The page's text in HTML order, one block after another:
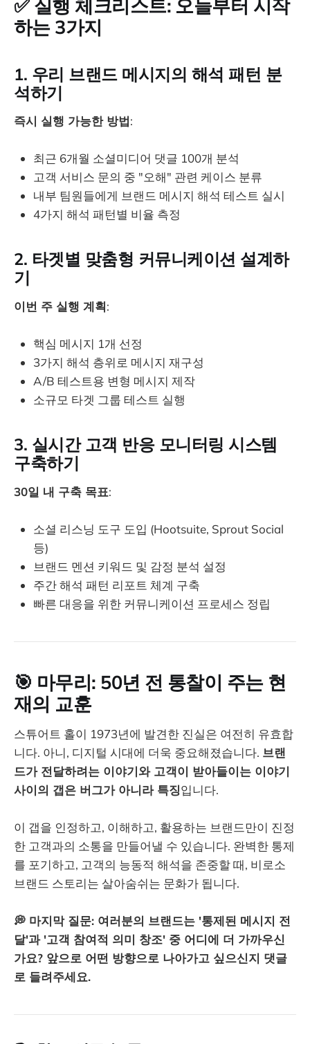
✅ 실행 체크리스트: 오늘부터 시작
하는 3가지
1. 우리 브랜드 메시지의 해석 패턴 분
석하기
즉시 실행 가능한 방법:
최근 6개월 소셜미디어 댓글 100개 분석
고객 서비스 문의 중 "오해" 관련 케이스 분류
내부 팀원들에게 브랜드 메시지 해석 테스트 실시
4가지 해석 패턴별 비율 측정
2. 타겟별 맞춤형 커뮤니케이션 설계하
기
이번 주 실행 계획:
핵심 메시지 1개 선정
3가지 해석 층위로 메시지 재구성
A/B 테스트용 변형 메시지 제작
소규모 타겟 그룹 테스트 실행
3. 실시간 고객 반응 모니터링 시스템
구축하기
30일 내 구축 목표:
소셜 리스닝 도구 도입 (Hootsuite, Sprout Social
등)
브랜드 멘션 키워드 및 감정 분석 설정
주간 해석 패턴 리포트 체계 구축
빠른 대응을 위한 커뮤니케이션 프로세스 정립
🎯 마무리: 50년 전 통찰이 주는 현
재의 교훈
스튜어트 홀이 1973년에 발견한 진실은 여전히 유효합
니다. 아니, 디지털 시대에 더욱 중요해졌습니다. 브랜
드가 전달하려는 이야기와 고객이 받아들이는 이야기
사이의 갭은 버그가 아니라 특징입니다.
이 갭을 인정하고, 이해하고, 활용하는 브랜드만이 진정
한 고객과의 소통을 만들어낼 수 있습니다. 완벽한 통제
를 포기하고, 고객의 능동적 해석을 존중할 때, 비로소
브랜드 스토리는 살아숨쉬는 문화가 됩니다.
💭 마지막 질문: 여러분의 브랜드는 '통제된 메시지 전
달'과 '고객 참여적 의미 창조' 중 어디에 더 가까우신
가요? 앞으로 어떤 방향으로 나아가고 싶으신지 댓글
로 들려주세요.